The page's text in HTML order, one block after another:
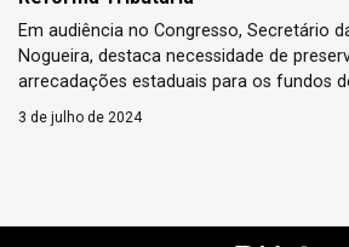
Em audiência no Congresso, Secretário
Nogueira, destaca necessidade de
arrecadações estaduais para os fundos
O secretário da Economia, Sérvulo
governador Ronaldo Caiado nesta terça-
3 de julho de 2024